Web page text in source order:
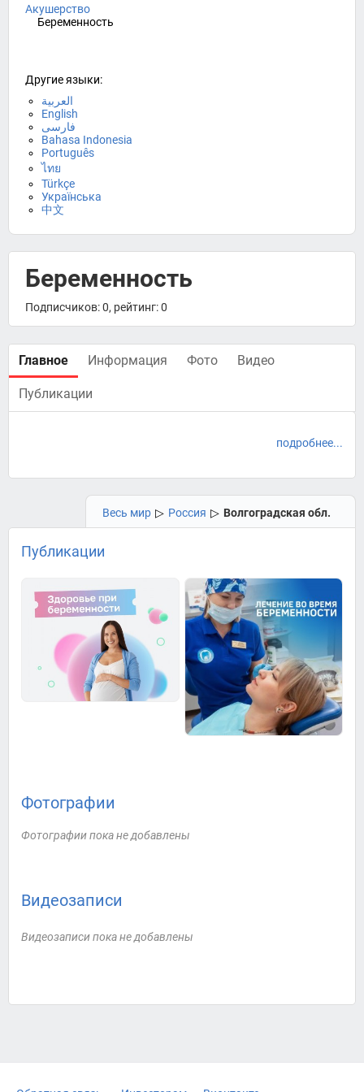
Акушерство
Беременность
Другие языки:
العربية
English
فارسی
Bahasa Indonesia
Português
ไทย
Türkçe
Українська
中文
Беременность
Подписчиков: 0, рейтинг: 0
Главное Информация Фото Видео
Публикации
подробнее...
Весь мир ▷ Россия ▷ Волгоградская обл.
Публикации
Фотографии
Фотографии пока не добавлены
Видеозаписи
Видеозаписи пока не добавлены